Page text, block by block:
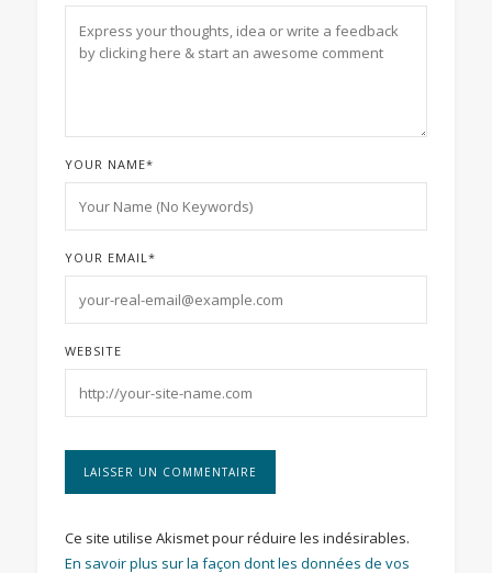
YOUR NAME*
YOUR EMAIL *
WEBSITE
Ce site utilise Akismet pour réduire les indésirables.
En savoir plus sur la façon dont les données de vos